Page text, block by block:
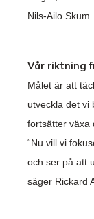
Nils-Ailo Skum.
Vår riktning
Målet är att
utveckla det vi
fortsätter växa
“Nu vill vi
och ser på att
säger Rickard